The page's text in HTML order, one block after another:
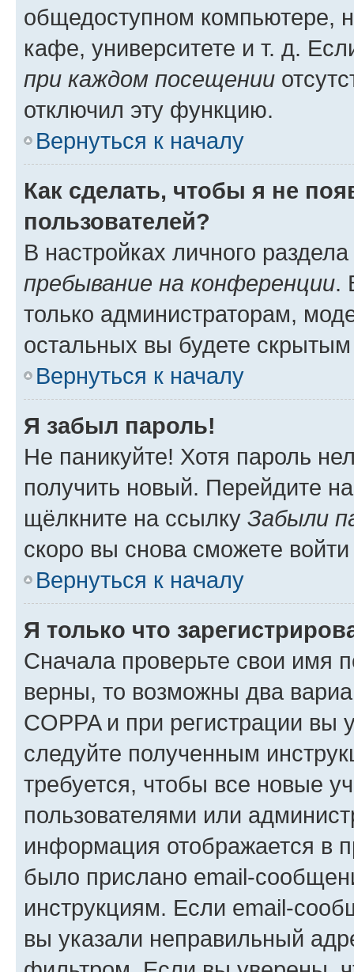
общедоступном компьютере,
кафе, университете и т. д.
при каждом посещении
отключил эту функцию.
Вернуться к началу
Как сделать, чтобы я не
пользователей?
В настройках личного
пребывание на конференции.
только администраторам,
остальных вы будете
Вернуться к началу
Я забыл пароль!
Не паникуйте! Хотя пароль
получить новый. Перейдите
щёлкните на ссылку Забыли
скоро вы снова сможете
Вернуться к началу
Я только что
Сначала проверьте свои имя
верны, то возможны два
COPPA и при регистрации вы
следуйте полученным
требуется, чтобы все новые
пользователями или
информация отображается в
было прислано email-
инструкциям. Если email-
вы указали неправильный